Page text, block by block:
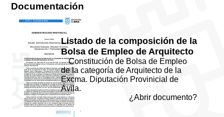
Documentación
Listado de la composición de la
Bolsa de Empleo de Arquitecto
Constitución de Bolsa de Empleo
de la categoría de Arquitecto de la
Excma. Diputación Provinicial de
Ávila.
¿Abrir documento?